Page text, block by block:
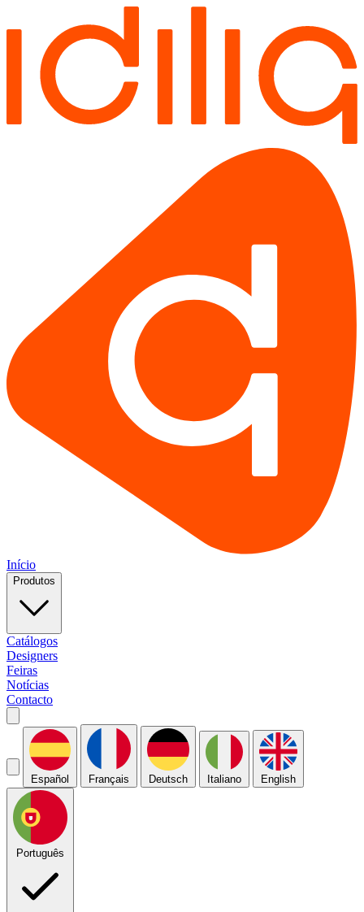
Início
Produtos
Catálogos
Designers
Feiras
Notícias
Contacto
Español Français Deutsch Italiano English
Português